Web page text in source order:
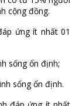
cộng đồng.
ứng ít nhất 01
sống ổn định;
sống ổn định.